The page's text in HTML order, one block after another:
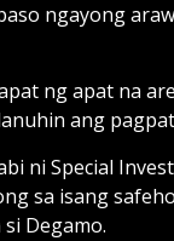
ngayong
ng apat na
ang
ni Special
sa isang
Degamo.